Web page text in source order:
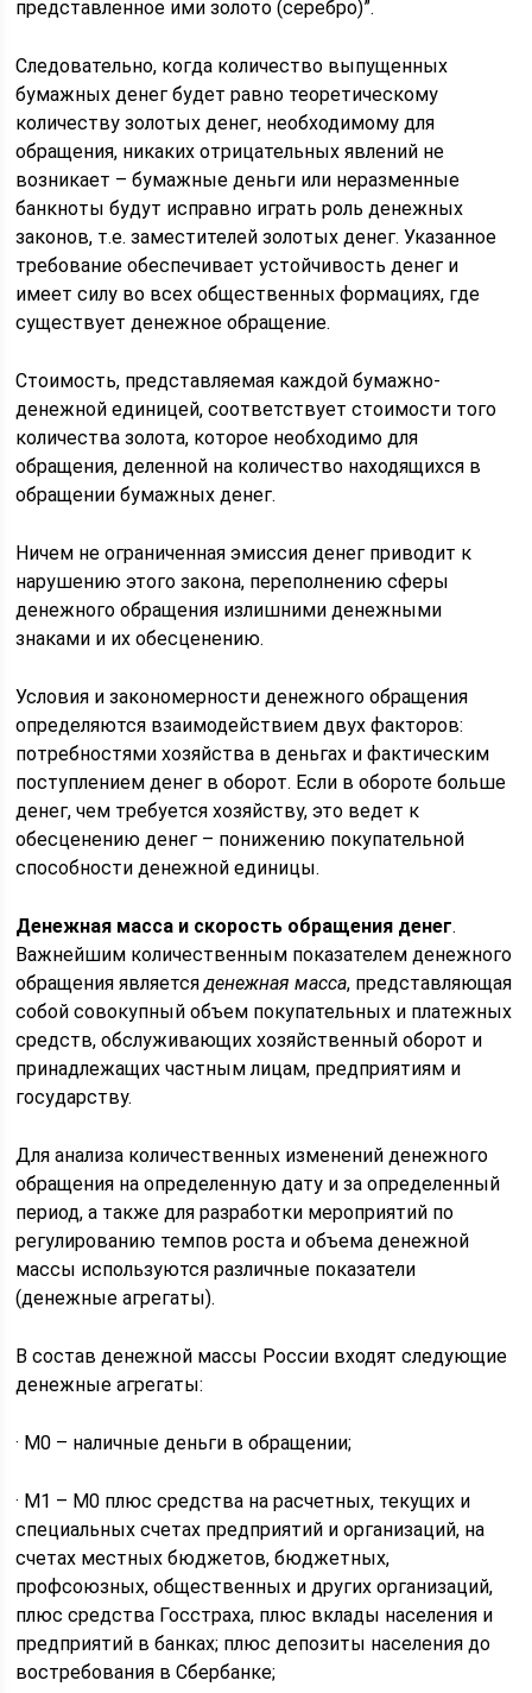
представленное ими золото (серебро)”.
Следовательно, когда количество выпущенных
бумажных денег будет равно теоретическому
количеству золотых денег, необходимому для
обращения, никаких отрицательных явлений не
возникает – бумажные деньги или неразменные
банкноты будут исправно играть роль денежных
законов, т.е. заместителей золотых денег. Указанное
требование обеспечивает устойчивость денег и
имеет силу во всех общественных формациях, где
существует денежное обращение.
Стоимость, представляемая каждой бумажно-
денежной единицей, соответствует стоимости того
количества золота, которое необходимо для
обращения, деленной на количество находящихся в
обращении бумажных денег.
Ничем не ограниченная эмиссия денег приводит к
нарушению этого закона, переполнению сферы
денежного обращения излишними денежными
знаками и их обесценению.
Условия и закономерности денежного обращения
определяются взаимодействием двух факторов:
потребностями хозяйства в деньгах и фактическим
поступлением денег в оборот. Если в обороте больше
денег, чем требуется хозяйству, это ведет к
обесценению денег – понижению покупательной
способности денежной единицы.
Денежная масса и скорость обращения денег.
Важнейшим количественным показателем денежного
обращения являетсяденежная масса, представляющая
собой совокупный объем покупательных и платежных
средств, обслуживающих хозяйственный оборот и
принадлежащих частным лицам, предприятиям и
государству.
Для анализа количественных изменений денежного
обращения на определенную дату и за определенный
период, а также для разработки мероприятий по
регулированию темпов роста и объема денежной
массы используются различные показатели
(денежные агрегаты).
В состав денежной массы России входят следующие
денежные агрегаты:
· М0 – наличные деньги в обращении;
· М1 – М0 плюс средства на расчетных, текущих и
специальных счетах предприятий и организаций, на
счетах местных бюджетов, бюджетных,
профсоюзных, общественных и других организаций,
плюс средства Госстраха, плюс вклады населения и
предприятий в банках; плюс депозиты населения до
востребования в Сбербанке;